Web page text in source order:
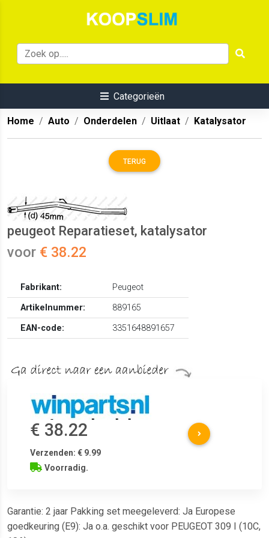
Categorieën
Home Auto Onderdelen Uitlaat Katalysator
TERUG
peugeot Reparatieset, katalysator
voor € 38.22
Fabrikant:
Peugeot
Artikelnummer:
889165
EAN-code:
3351648891657
€ 38.22
Verzenden: € 9.99
Voorradig.
Garantie: 2 jaar Pakking set meegeleverd: Ja Europese
goedkeuring (E9): Ja o.a. geschikt voor PEUGEOT 309 I (10C,